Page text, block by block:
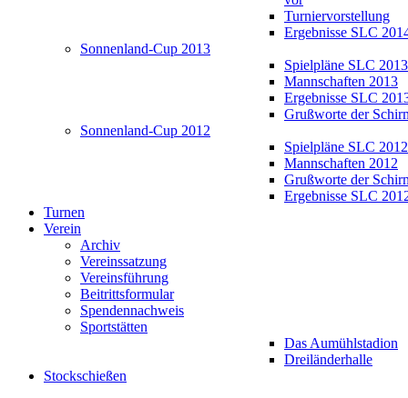
Turniervorstellung
Ergebnisse SLC
Sonnenland-Cup 2013
Spielpläne SLC 2013
Mannschaften 2013
Ergebnisse SLC
Grußworte der
Sonnenland-Cup 2012
Spielpläne SLC 2012
Mannschaften 2012
Grußworte der
Ergebnisse SLC
Turnen
Verein
Archiv
Vereinssatzung
Vereinsführung
Beitrittsformular
Spendennachweis
Sportstätten
Das Aumühlstadion
Dreiländerhalle
Stockschießen